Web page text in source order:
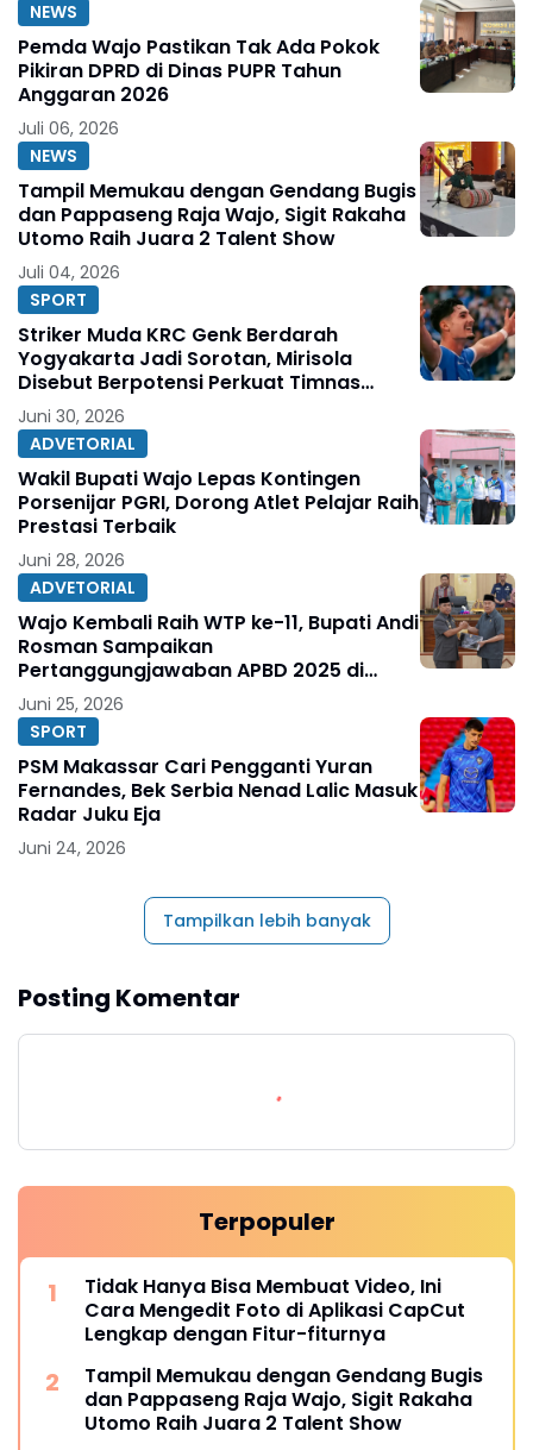
NEWS
Pemda Wajo Pastikan Tak Ada Pokok
Pikiran DPRD di Dinas PUPR Tahun
Anggaran 2026
Juli 06, 2026
NEWS
Tampil Memukau dengan Gendang Bugis
dan Pappaseng Raja Wajo, Sigit Rakaha
Utomo Raih Juara 2 Talent Show
Juli 04, 2026
SPORT
Striker Muda KRC Genk Berdarah
Yogyakarta Jadi Sorotan, Mirisola
Disebut Berpotensi Perkuat Timnas
Indonesia
Juni 30, 2026
ADVETORIAL
Wakil Bupati Wajo Lepas Kontingen
Porsenijar PGRI, Dorong Atlet Pelajar Raih
Prestasi Terbaik
Juni 28, 2026
ADVETORIAL
Wajo Kembali Raih WTP ke-11, Bupati Andi
Rosman Sampaikan
Pertanggungjawaban APBD 2025 di
DPRD
Juni 25, 2026
SPORT
PSM Makassar Cari Pengganti Yuran
Fernandes, Bek Serbia Nenad Lalic Masuk
Radar Juku Eja
Juni 24, 2026
Tampilkan lebih banyak
Posting Komentar
Terpopuler
Tidak Hanya Bisa Membuat Video, Ini
Cara Mengedit Foto di Aplikasi CapCut
Lengkap dengan Fitur-fiturnya
Tampil Memukau dengan Gendang Bugis
dan Pappaseng Raja Wajo, Sigit Rakaha
Utomo Raih Juara 2 Talent Show